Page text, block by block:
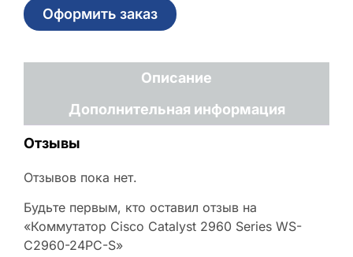
Оформить заказ
Описание
Дополнительная информация
Отзывы
Отзывов пока нет.
Будьте первым, кто оставил отзыв на
«Коммутатор Cisco Catalyst 2960 Series WS-
C2960-24PC-S»